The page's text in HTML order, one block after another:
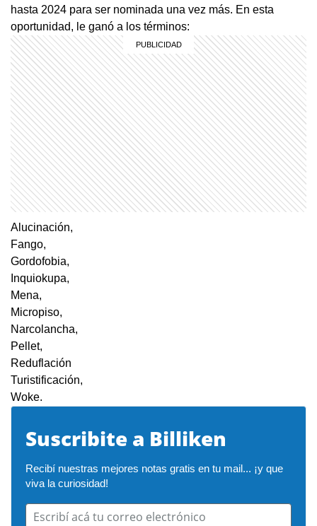
hasta 2024 para ser nominada una vez más. En esta
oportunidad, le ganó a los términos:
Alucinación,
Fango,
Gordofobia,
Inquiokupa,
Mena,
Micropiso,
Narcolancha,
Pellet,
Reduflación
Turistificación,
Woke.
Suscribite a Billiken
Recibí nuestras mejores notas gratis en tu mail... ¡y que
viva la curiosidad!
Escribí acá tu correo electrónico